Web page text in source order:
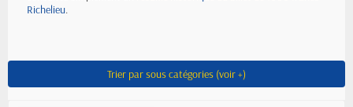
Richelieu.
Trier par sous catégories (voir +)